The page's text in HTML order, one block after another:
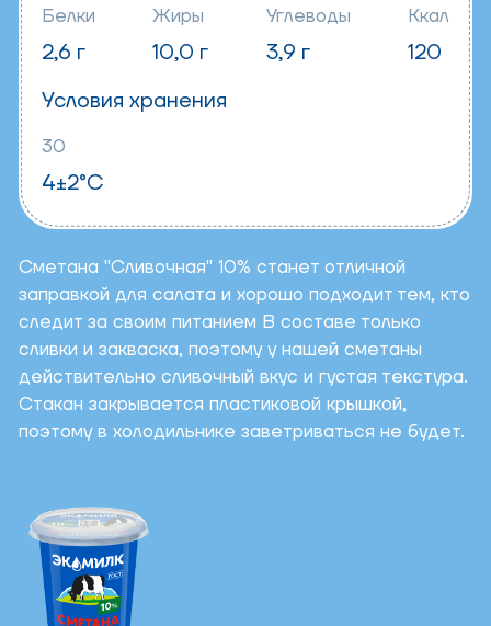
Белки
2,6 г
Жиры
10,0 г
Углеводы
3,9 г
Ккал
120
Условия хранения
30
4±2°C
Сметана "Сливочная" 10% станет отличной
заправкой для салата и хорошо подходит тем, кто
следит за своим питанием В составе только
сливки и закваска, поэтому у нашей сметаны
действительно сливочный вкус и густая текстура.
Стакан закрывается пластиковой крышкой,
поэтому в холодильнике заветриваться не будет.